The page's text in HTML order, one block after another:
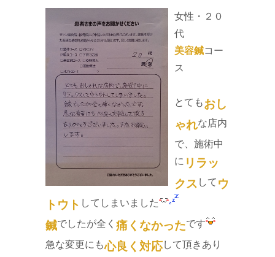
女性・２０
代
美容鍼コー
ス
とてもおし
ゃれな店内
で、施術中
に リラッ
クス して ウ
トウト してしまいました
鍼でしたが全く 痛くなかったです
急な変更にも心良く対応して頂きあり